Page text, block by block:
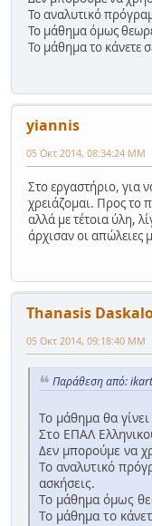
Το αναλυτικό
Το μάθημα όμως
Το μάθημα το κάνετε
yiannis
05 Οκτ 2014, 08:34:24 ΜΜ
Στο εργαστήριο, για
χρειάζομαι. Προς το
αλλά με τέτοια ύλη,
άρχισαν οι
Thanasis
05 Οκτ 2014, 09:18:40 ΜΜ
Παράθεση από:
Το μάθημα θα
Στο ΕΠΑΛ
Δεν μπορούμε να
Το αναλυτικό
ασκήσεις.
Το μάθημα όμως
Το μάθημα το